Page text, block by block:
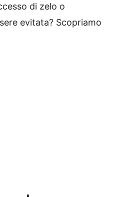
di zelo o
evitata? Scopriamo